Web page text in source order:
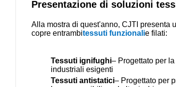
Presentazione di soluzioni
Alla mostra di quest'anno, CJTI presenta
copre entrambitessuti funzionalie filati:
Tessuti ignifughi– Progettato per
industriali esigenti
Tessuti antistatici– Progettato per